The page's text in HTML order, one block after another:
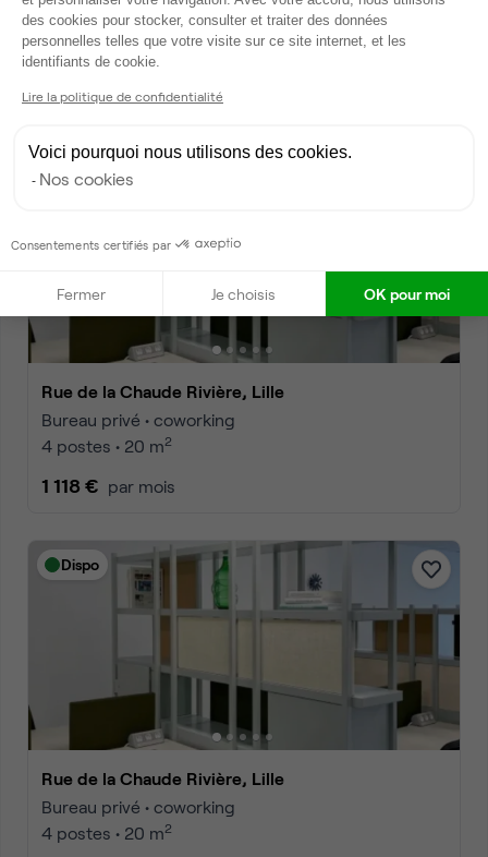
Bureau privé • coworking
4 postes • 20 m
1 118 € par mois
Dispo
Rue de la Chaude Rivière, Lille
Bureau privé • coworking
4 postes • 20 m2
1 118 € par mois
Dispo
Rue de la Chaude Rivière, Lille
Bureau privé • coworking
4 postes • 20 m2
des cookies pour stocker, consulter et traiter des données
personnelles telles que votre visite sur ce site internet, et les
identifiants de cookie.
Lire la politique de confidentialité
Voici pourquoi nous utilisons des cookies.
Nos cookies
Consentements certifiés par
Fermer Je choisis OK pour moi